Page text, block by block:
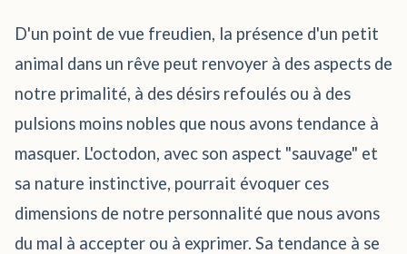
D'un point de vue freudien, la présence d'un petit
animal dans un rêve peut renvoyer à des aspects de
notre primalité, à des désirs refoulés ou à des
pulsions moins nobles que nous avons tendance à
masquer. L'octodon, avec son aspect "sauvage" et
sa nature instinctive, pourrait évoquer ces
dimensions de notre personnalité que nous avons
du mal à accepter ou à exprimer. Sa tendance à se